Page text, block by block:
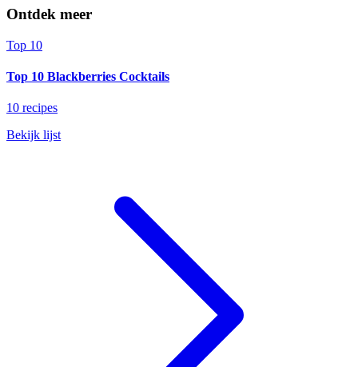
Ontdek meer
Top 10
Top 10 Blackberries Cocktails
10 recipes
Bekijk lijst